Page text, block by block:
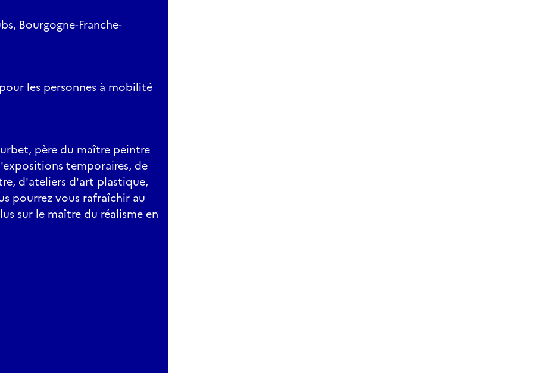
Bourgogne-Franche-
les personnes à mobilité
père du maître peintre
temporaires, de
d'ateliers d'art plastique,
pourrez vous rafraîchir au
sur le maître du réalisme en